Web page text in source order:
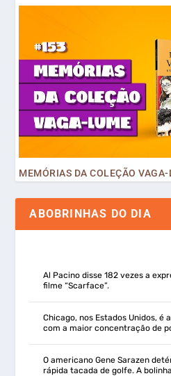
ABOBRINHAS DO DIA
Al Pacino disse 182 vezes a
filme “Scarface”.
Chicago, nos Estados Unidos, é
com a maior concentração de
O americano Gene Sarazen
rápida tacada de golfe. A